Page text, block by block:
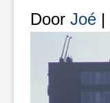
Door Joé |